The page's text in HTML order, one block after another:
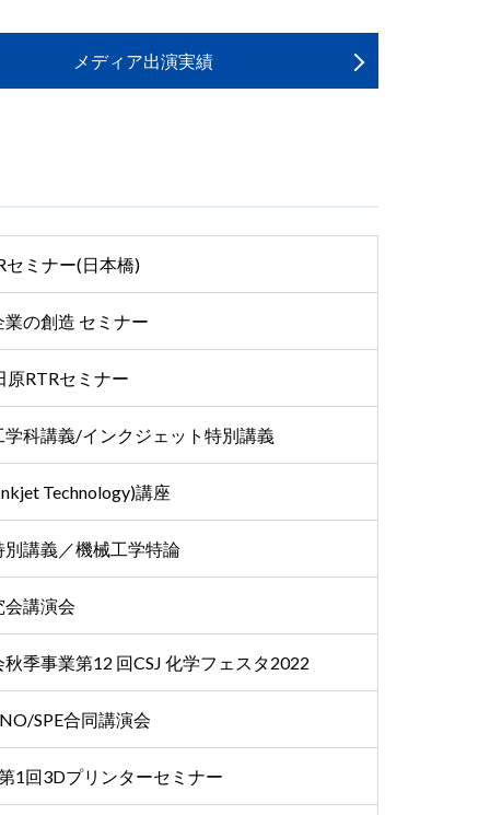
メディア出演実績
セミナー(日本橋)
の創造 セミナー
原RTRセミナー
学科講義/インクジェット特別講義
Technology)講座
別講義／機械工学特論
会講演会
季事業第12 回CSJ 化学フェスタ2022
SPE合同講演会
1回3Dプリンターセミナー